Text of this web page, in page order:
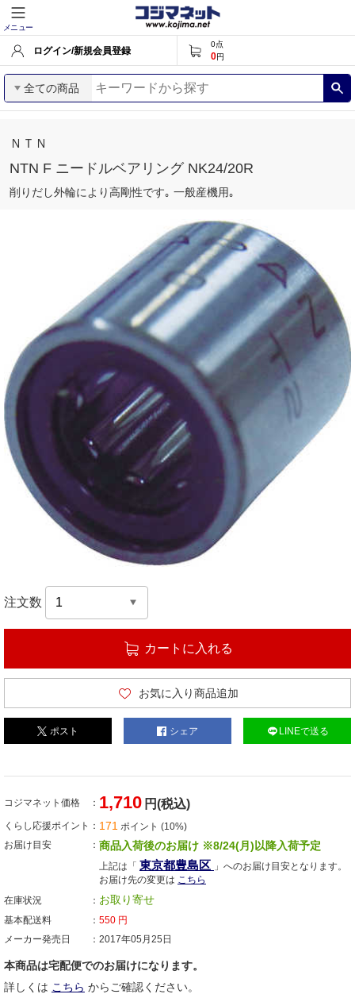
メニュー
ログイン/新規会員登録
0点
0円
全ての商品
ＮＴＮ
NTN F ニードルベアリング NK24/20R
削りだし外輪により高剛性です｡ 一般産機用｡
注文数
カートに入れる
お気に入り商品追加
ポスト シェア LINEで送る
コジマネット価格 1,710 円(税込)
くらし応援ポイント 171 ポイント (10%)
お届け目安
商品入荷後のお届け ※8/24(月)以降入荷予定
上記は「 東京都豊島区 」へのお届け目安となります。
お届け先の変更は こちら
在庫状況
お取り寄せ
基本配送料 550 円
メーカー発売日
2017年05月25日
本商品は宅配便でのお届けになります。
詳しくは こちら からご確認ください。